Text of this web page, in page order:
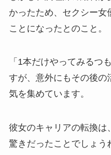
かったため、セクシー女
ことになったとのこと。
「1本だけやってみるつ
すが、意外にもその後の
気を集めています。
彼女のキャリアの転換は
驚きだったことでしょう